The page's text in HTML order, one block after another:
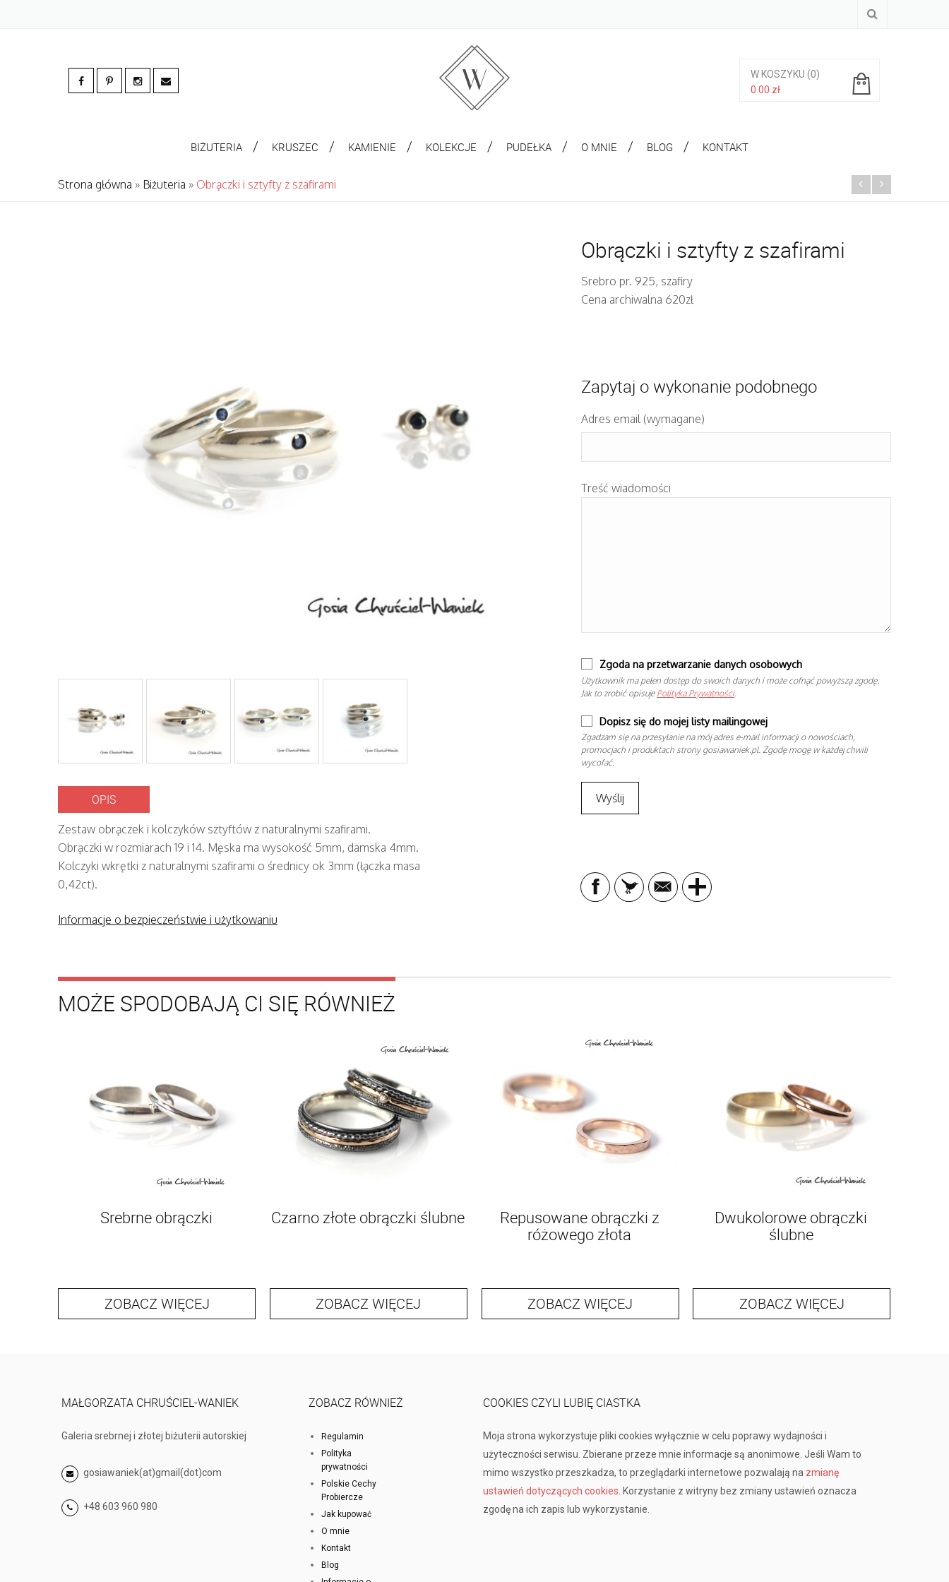
W KOSZYKU (0)
0.00 zł
BIŻUTERIA KRUSZEC KAMIENIE KOLEKCJE PUDEŁKA O MNIE BLOG KONTAKT
Strona główna » Biżuteria » Obrączki i sztyfty z szafirami
OPIS
Zestaw obrączek i kolczyków sztyftów z naturalnymi szafirami.
Obrączki w rozmiarach 19 i 14. Męska ma wysokość 5mm, damska 4mm.
Kolczyki wkrętki z naturalnymi szafirami o średnicy ok 3mm (łączka masa
0,42ct).
Informacje o bezpieczeństwie i użytkowaniu
Obrączki i sztyfty z szafirami
Srebro pr. 925, szafiry
Cena archiwalna 620zł
Zapytaj o wykonanie podobnego
Adres email (wymagane)
Treść wiadomości
Zgoda na przetwarzanie danych osobowych
Użytkownik ma pełen dostęp do swoich danych i może cofnąć powyższą zgodę.
Jak to zrobić opisuje Polityka Prywatności.
Dopisz się do mojej listy mailingowej
Zgadzam się na przesyłanie na mój adres e-mail informacji o nowościach,
promocjach i produktach strony gosiawaniek.pl. Zgodę mogę w każdej chwili
wycofać.
MOŻE SPODOBAJĄ CI SIĘ RÓWNIEŻ
Srebrne obrączki
ZOBACZ WIĘCEJ
Czarno złote obrączki ślubne
ZOBACZ WIĘCEJ
Repusowane obrączki z
różowego złota
ZOBACZ WIĘCEJ
Dwukolorowe obrączki
ślubne
ZOBACZ WIĘCEJ
MAŁGORZATA CHRUŚCIEL-WANIEK
Galeria srebrnej i złotej biżuterii autorskiej
gosiawaniek(at)gmail(dot)com
+48 603 960 980
ZOBACZ RÓWNIEŻ
Regulamin
Polityka
prywatności
Polskie Cechy
Probiercze
Jak kupować
O mnie
Kontakt
Blog
COOKIES CZYLI LUBIĘ CIASTKA
Moja strona wykorzystuje pliki cookies wyłącznie w celu poprawy wydajności i
użyteczności serwisu. Zbierane przeze mnie informacje są anonimowe. Jeśli Wam to
mimo wszystko przeszkadza, to przeglądarki internetowe pozwalają na zmianę
ustawień dotyczących cookies . Korzystanie z witryny bez zmiany ustawień oznacza
zgodę na ich zapis lub wykorzystanie.